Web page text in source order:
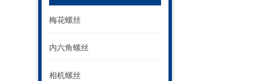
梅花螺丝
内六角螺丝
相机螺丝